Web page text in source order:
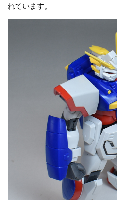
れています。